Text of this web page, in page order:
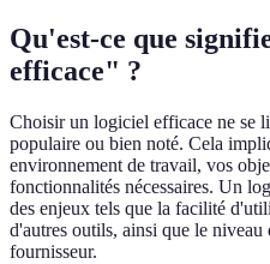
Qu'est-ce que
efficace" ?
Choisir un logiciel efficace ne se
populaire ou bien noté. Cela
environnement de travail, vos
fonctionnalités nécessaires. Un
des enjeux tels que la facilité
d'autres outils, ainsi que le
fournisseur.